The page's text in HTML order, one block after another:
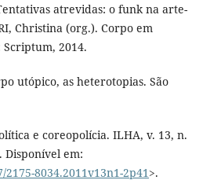
atrevidas: o funk na arte-
Christina (org.). Corpo em
2014.
utópico, as heterotopias. São
e coreopolícia. ILHA, v. 13, n.
Disponível em:
8034.2011v13n1-2p41>.